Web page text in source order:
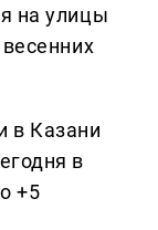
на улицы
в Казани
в
+5